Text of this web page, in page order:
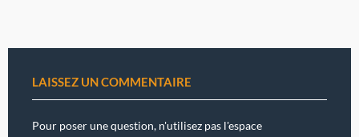
LAISSEZ UN COMMENTAIRE
Pour poser une question, n'utilisez pas l'espace